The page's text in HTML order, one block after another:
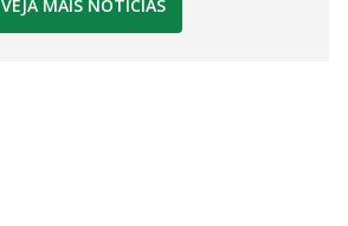
VEJA MAIS NOTÍCIAS